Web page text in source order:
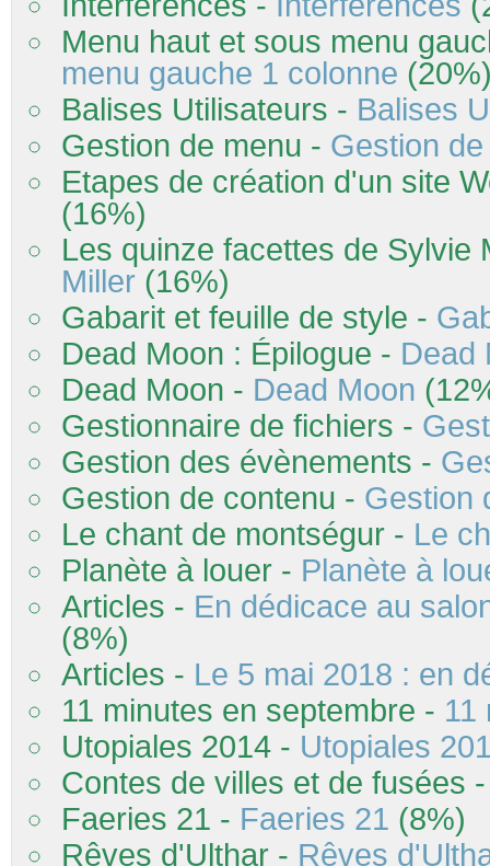
Menu haut et sous menu
menu gauche 1 colonne
Balises Utilisateurs - Balises
Gestion de menu - Gestion
Etapes de création d'un site
(16%)
Les quinze facettes de Sylvie
Miller (16%)
Gabarit et feuille de style -
Dead Moon : Épilogue - Dead
Dead Moon - Dead Moon
Gestionnaire de fichiers -
Gestion des évènements -
Gestion de contenu - Gestion
Le chant de montségur - Le
Planète à louer - Planète à
Articles - En dédicace au
(8%)
Articles - Le 5 mai 2018 : en
11 minutes en septembre - 11
Utopiales 2014 - Utopiales
Contes de villes et de fusées
Faeries 21 - Faeries 21 (8%)
Rêves d'Ulthar - Rêves